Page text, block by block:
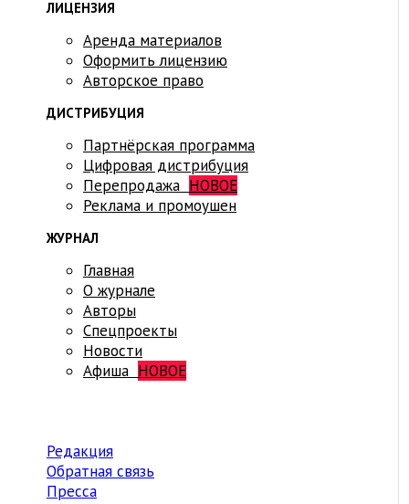
ЛИЦЕНЗИЯ
Аренда материалов
Оформить лицензию
Авторское право
ДИСТРИБУЦИЯ
Партнёрская программа
Цифровая дистрибуция
Перепродажа НОВОЕ
Реклама и промоушен
ЖУРНАЛ
Главная
О журнале
Авторы
Спецпроекты
Новости
Афиша НОВОЕ
Редакция
Обратная связь
Пресса